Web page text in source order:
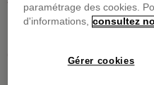
paramétrage des cookies.
d'informations, consultez
Gérer cookies